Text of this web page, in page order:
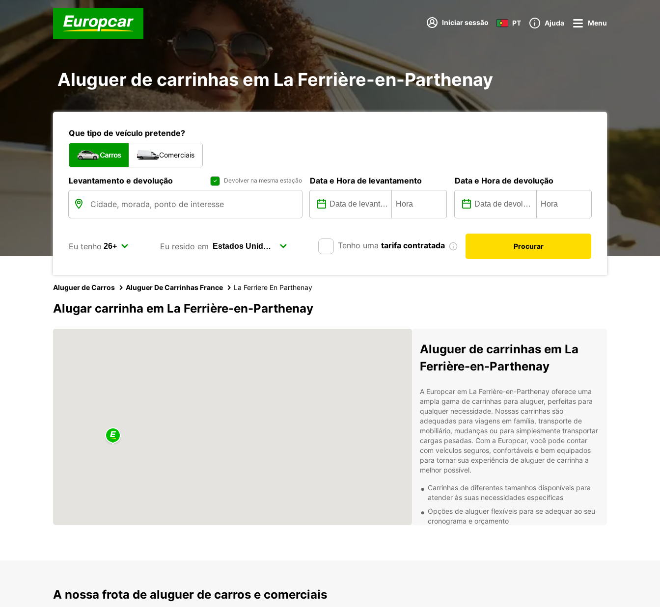
Iniciar sessão PT Ajuda Menu
Aluguer de carrinhas em La Ferrière-en-Parthenay
Que tipo de veículo pretende?
Carros Comerciais
Levantamento e devolução Devolver na mesma estação Data e Hora de levantamento Data e Hora de devolução
Eu tenho Eu resido em Tenho uma tarifa contratada Procurar
Aluguer de Carros Aluguer De Carrinhas France La Ferriere En Parthenay
Alugar carrinha em La Ferrière-en-Parthenay
Aluguer de carrinhas em La
Ferrière-en-Parthenay
A Europcar em La Ferrière-en-Parthenay oferece uma
ampla gama de carrinhas para aluguer, perfeitas para
qualquer necessidade. Nossas carrinhas são
adequadas para viagens em família, transporte de
mobiliário, mudanças ou para simplesmente transportar
cargas pesadas. Com a Europcar, você pode contar
com veículos seguros, confortáveis e bem equipados
para tornar sua experiência de aluguer de carrinha a
melhor possível.
Carrinhas de diferentes tamanhos disponíveis para
atender às suas necessidades específicas
Opções de aluguer flexíveis para se adequar ao seu
cronograma e orçamento
A nossa frota de aluguer de carros e comerciais